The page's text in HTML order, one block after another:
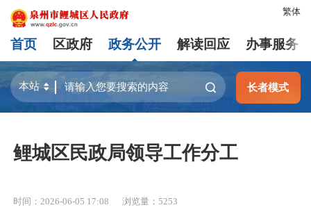
繁体
首页 区政府 政务公开 解读回应 办事服务
长者模式
鲤城区民政局领导工作分工
时间：2026-06-05 17:08 浏览量： 5253